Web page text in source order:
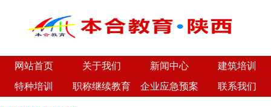
网站首页 关于我们 新闻中心
建筑培训
特种培训
职称继续教育 企业应急预案 联系我们